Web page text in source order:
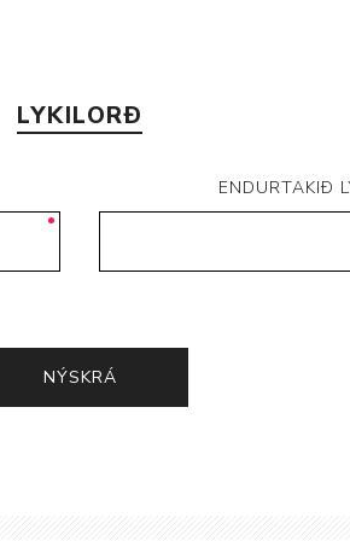
LYKILORÐ
ENDURTAKIÐ